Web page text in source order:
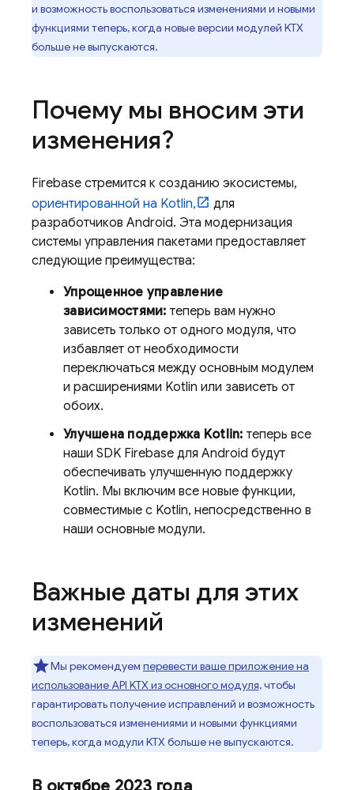
и возможность воспользоваться изменениями и новыми
функциями теперь, когда новые версии модулей KTX
больше не выпускаются.
Почему мы вносим эти
изменения?
Firebase стремится к созданию экосистемы,
ориентированной на Kotlin,
для
разработчиков Android. Эта модернизация
системы управления пакетами предоставляет
следующие преимущества:
Упрощенное управление
зависимостями: теперь вам нужно
зависеть только от одного модуля, что
избавляет от необходимости
переключаться между основным модулем
и расширениями Kotlin или зависеть от
обоих.
Улучшена поддержка Kotlin: теперь все
наши SDK Firebase для Android будут
обеспечивать улучшенную поддержку
Kotlin. Мы включим все новые функции,
совместимые с Kotlin, непосредственно в
наши основные модули.
Важные даты для этих
изменений
Мы рекомендуем перевести ваше приложение на
использование API KTX из основного модуля,чтобы
гарантировать получение исправлений и возможность
воспользоваться изменениями и новыми функциями
теперь, когда модули KTX больше не выпускаются.